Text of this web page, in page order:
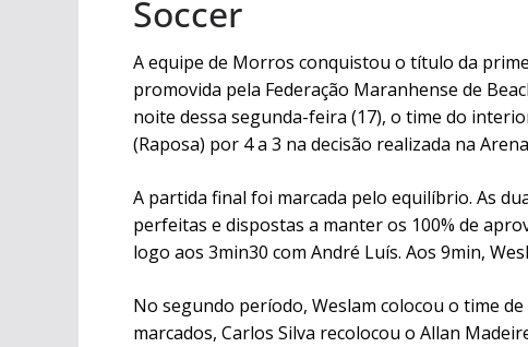
Soccer
A equipe de Morros conquistou o título da
promovida pela Federação Maranhense de
noite dessa segunda-feira (17), o time do
(Raposa) por 4 a 3 na decisão realizada na
A partida final foi marcada pelo equilíbrio. As
perfeitas e dispostas a manter os 100% de
logo aos 3min30 com André Luís. Aos 9min,
No segundo período, Weslam colocou o time
marcados, Carlos Silva recolocou o Allan